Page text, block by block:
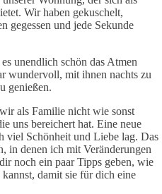
Wir haben gekuschelt,
gegessen und jede Sekunde
unendlich schön das Atmen
wundervoll, mit ihnen nachts zu
genießen.
als Familie nicht wie sonst
uns bereichert hat. Eine neue
viel Schönheit und Liebe lag. Das
in denen ich mit Veränderungen
noch ein paar Tipps geben, wie
damit sie für dich eine